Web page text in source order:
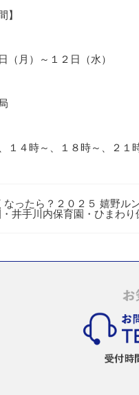
】
（月）～１２日（水）
１４時～、１８時～、２１
なったら？２０２５ 嬉野ル
・井手川内保育園・ひまわり